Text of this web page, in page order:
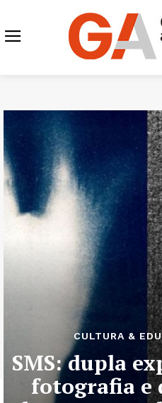
CULTURA &
SMS: dupla
fotografia e